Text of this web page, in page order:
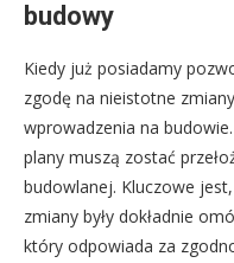
budowy
Kiedy już posiadamy
zgodę na nieistotne
wprowadzenia na
plany muszą zostać
budowlanej. Kluczowe
zmiany były dokładnie
który odpowiada za